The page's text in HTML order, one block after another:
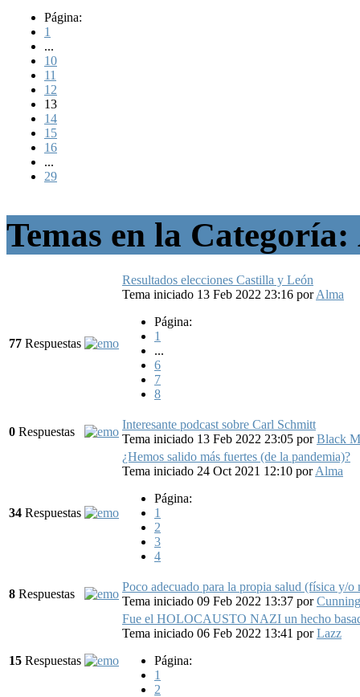
Página:
1
...
10
11
12
13
14
15
16
...
29
Temas en la
77 Respuestas
Resultados elecciones Castilla y León
Tema iniciado 13 Feb 2022 23:16 porAlma
Página:
1
...
6
7
8
0 Respuestas
Interesante podcast sobre Carl Schmitt
Tema iniciado 13 Feb 2022 23:05 porBlack
34 Respuestas
¿Hemos salido más fuertes (de la pandemia)?
Tema iniciado 24 Oct 2021 12:10 porAlma
Página:
1
2
3
4
8 Respuestas
Poco adecuado para la propia salud (física y/o
Tema iniciado 09 Feb 2022 13:37 por
15 Respuestas
Fue el HOLOCAUSTO NAZI un hecho
Tema iniciado 06 Feb 2022 13:41 porLazz
Página:
1
2